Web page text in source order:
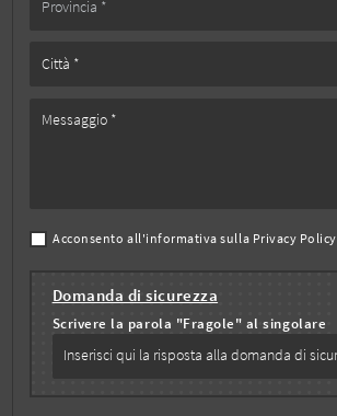
Acconsento all'informativa sulla Privacy Policy
Domanda di sicurezza
Scrivere la parola "Fragole" al singolare